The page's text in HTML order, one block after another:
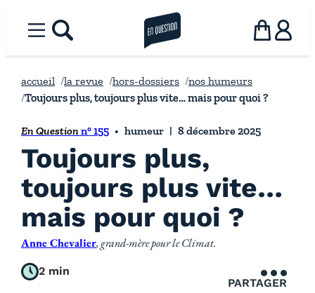
Menurechercher la revue en questionPanier
accueil la revue hors-dossiers
nos humeurs
Toujours plus, toujours plus vite… mais pour quoi ?
En Question n° 155 humeur 8 décembre 2025
Toujours plus,
toujours plus vite…
mais pour quoi ?
Anne Chevalier, grand-mère pour le Climat.
2 min
PARTAGER